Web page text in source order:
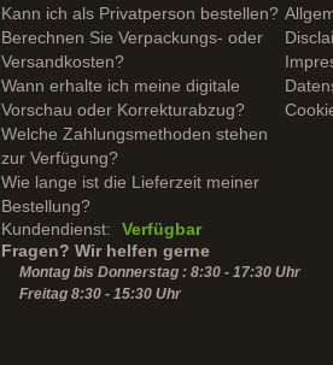
Kann ich als Privatperson bestellen?
Berechnen Sie Verpackungs- oder
Versandkosten?
Wann erhalte ich meine digitale
Vorschau oder Korrekturabzug?
Welche Zahlungsmethoden stehen
zur Verfügung?
Wie lange ist die Lieferzeit meiner
Bestellung?
Kundendienst:
Verfügbar
Fragen? Wir helfen gerne
Montag bis Donnerstag : 8:30 - 17:30 Uhr
Freitag 8:30 - 15:30 Uhr